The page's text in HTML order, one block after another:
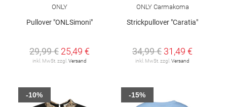
ONLY
Pullover "ONLSimoni"
29,99 € 25,49 €
inkl. MwSt. zzgl. Versand
ONLY Carmakoma
Strickpullover "Caratia"
34,99 € 31,49 €
inkl. MwSt. zzgl. Versand
-10% -15%